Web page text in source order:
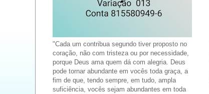
"Cada um contribua segundo tiver proposto no
coração, não com tristeza ou por necessidade,
porque Deus ama quem dá com alegria. Deus
pode tornar abundante em vocês toda graça, a
fim de que, tendo sempre, em tudo, ampla
suficiência, vocês sejam abundantes em toda